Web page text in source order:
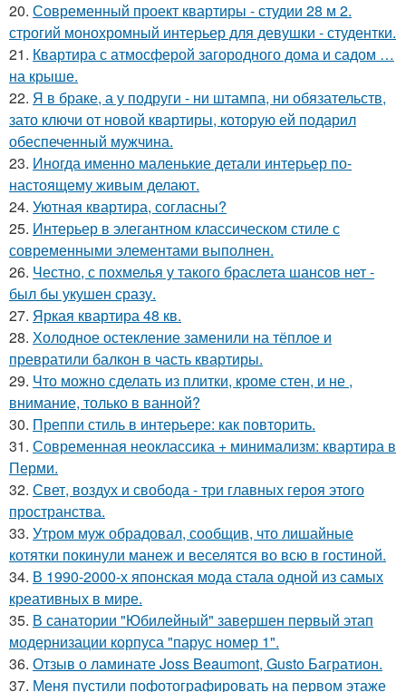
20. Современный проект квартиры - студии 28 м 2.
строгий монохромный интерьер для девушки - студентки.
21. Квартира с атмосферой загородного дома и садом …
на крыше.
22. Я в браке, а у подруги - ни штампа, ни обязательств,
зато ключи от новой квартиры, которую ей подарил
обеспеченный мужчина.
23. Иногда именно маленькие детали интерьер по-
настоящему живым делают.
24. Уютная квартира, согласны?
25. Интерьер в элегантном классическом стиле с
современными элементами выполнен.
26. Честно, с похмелья у такого браслета шансов нет -
был бы укушен сразу.
27. Яркая квартира 48 кв.
28. Холодное остекление заменили на тёплое и
превратили балкон в часть квартиры.
29. Что можно сделать из плитки, кроме стен, и не ,
внимание, только в ванной?
30. Преппи стиль в интерьере: как повторить.
31. Современная неоклассика + минимализм: квартира в
Перми.
32. Свет, воздух и свобода - три главных героя этого
пространства.
33. Утром муж обрадовал, сообщив, что лишайные
котятки покинули манеж и веселятся во всю в гостиной.
34. В 1990-2000-х японская мода стала одной из самых
креативных в мире.
35. В санатории "Юбилейный" завершен первый этап
модернизации корпуса "парус номер 1".
36. Отзыв о ламинате Joss Beaumont, Gusto Багратион.
37. Меня пустили пофотографировать на первом этаже